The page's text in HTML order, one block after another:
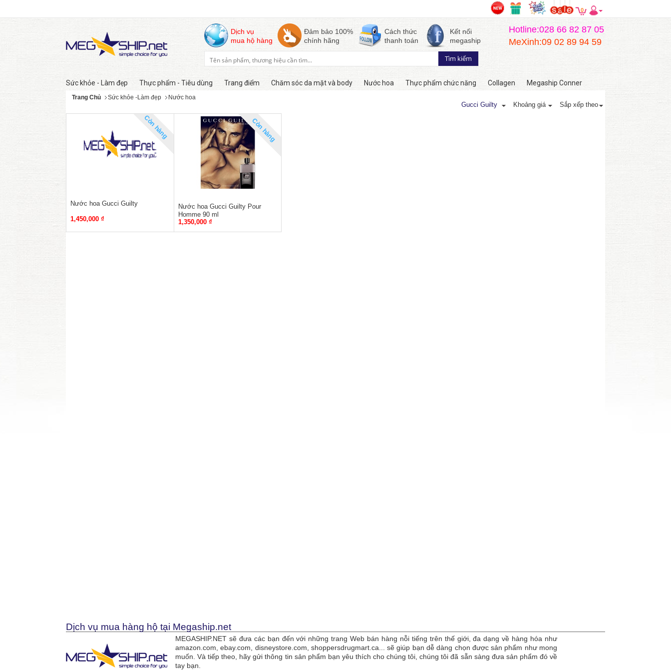
0
Dịch vụ
mua hộ hàng
Đảm bảo 100%
chính hãng
Cách thức
thanh toán
Kết nối
megaship
Hotline:028 66 82 87 05
MeXinh:09 02 89 94 59
Sức khỏe - Làm đẹp Thực phẩm - Tiêu dùng Trang điểm Chăm sóc da mặt và body Nước hoa Thực phẩm chức năng Collagen Megaship Conner
Trang Chủ Sức khỏe -Làm đẹp Nước hoa
Gucci Guilty Khoảng giá Sắp xếp theo
Còn hàng
Nước hoa Gucci Guilty
1,450,000 ₫
Còn hàng
Nước hoa Gucci Guilty Pour
Homme 90 ml
1,350,000 ₫
Dịch vụ mua hàng hộ tại Megaship.net
MEGASHIP.NET sẽ đưa các bạn đến với những trang Web bán hàng nỗi tiếng trên thế giới, đa dạng về hàng hóa như
amazon.com, ebay.com, disneystore.com, shoppersdrugmart.ca... sẽ giúp bạn dễ dàng chọn được sản phẩm như mong
muốn. Và tiếp theo, hãy gửi thông tin sản phẩm bạn yêu thích cho chúng tôi, chúng tôi đã sẵn sàng đưa sản phẩm đó về
tay bạn.